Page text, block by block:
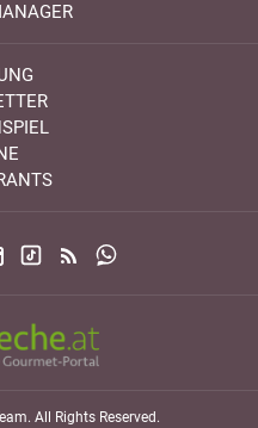
All Rights Reserved.